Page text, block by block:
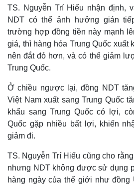
Thế giới
Quan sát
Cuộc sống đó đây
Hồ sơ
Ảnh
E-
TS. Nguyễn Trí Hiếu nhận định,
NDT có thể ảnh hưởng gián
trường hợp đồng tiền này mạnh
giá, thì hàng hóa Trung Quốc xuất
nên đắt đỏ hơn, và có thể giảm
Trung Quốc.
Ở chiều ngược lại, đồng NDT
Việt Nam xuất sang Trung Quốc
khẩu sang Trung Quốc có lợi,
Quốc gặp nhiều bất lợi, khiến
giảm đi.
TS. Nguyễn Trí Hiếu cũng cho
nhưng NDT không được sử dụng
hàng ngày của thế giới như đồng